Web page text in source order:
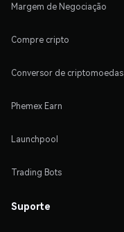
Margem de Negociação
Compre cripto
Conversor de criptomoedas
Phemex Earn
Launchpool
Trading Bots
Suporte